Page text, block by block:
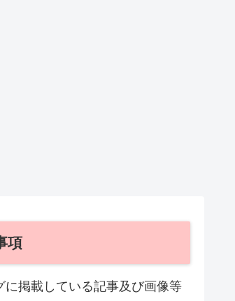
項
に掲載している記事及び画像等